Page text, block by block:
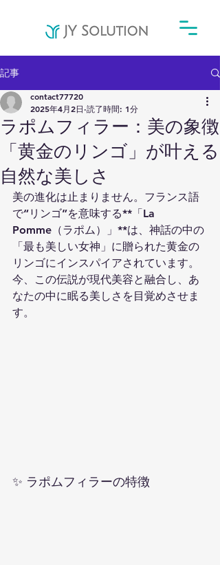
記事
ラポムフィラー：美の象徴
「黄金のリンゴ」が叶える
自然な美しさ
contact77720
2025年4月2日 読了時間: 1分
美の進化は止まりません。フランス語
で“リンゴ”を意味する**「La
Pomme（ラポム）」**は、神話の中の
「最も美しい女神」に贈られた黄金の
リンゴにインスパイアされています。
今、この伝説が現代美容と融合し、あ
なたの中に眠る美しさを目覚めさせま
す。
✨ ラポムフィラーの特徴